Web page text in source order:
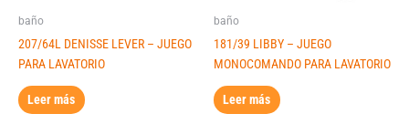
baño
207/64L DENISSE LEVER – JUEGO
PARA LAVATORIO
Leer más
baño
181/39 LIBBY – JUEGO
MONOCOMANDO PARA LAVATORIO
Leer más